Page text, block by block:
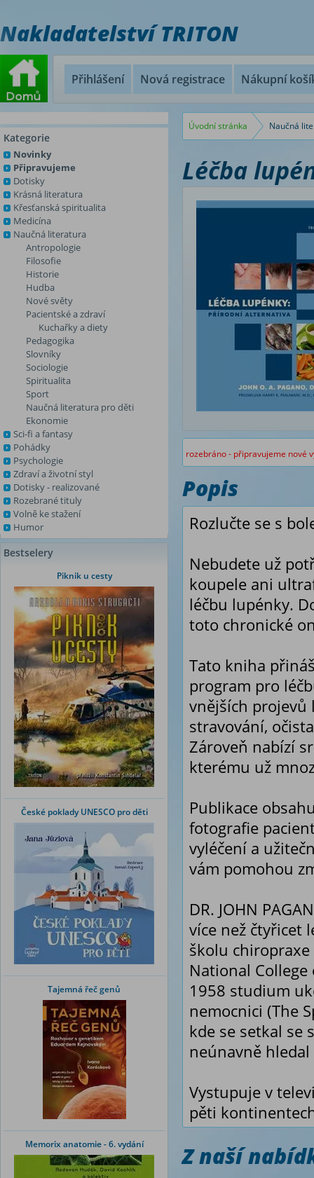
Nakladatelství TRITON
Přihlášení Nová registrace Nákupní
Kategorie
Novinky
Připravujeme
Dotisky
Krásná literatura
Křesťanská spiritualita
Medicína
Naučná literatura
Antropologie
Filosofie
Historie
Hudba
Nové světy
Pacientské a zdraví
Kuchařky a diety
Pedagogika
Slovníky
Sociologie
Spiritualita
Sport
Naučná literatura pro děti
Ekonomie
Sci-fi a fantasy
Pohádky
Psychologie
Zdraví a životní styl
Dotisky - realizované
Rozebrané tituly
Volně ke stažení
Humor
Bestselery
Piknik u cesty
České poklady UNESCO pro děti
Tajemná řeč genů
Memorix anatomie - 6. vydání
Úvodní stránka Naučná
Léčba
rozebráno - připravujeme nové
Popis
Rozlučte se s
Nebudete už
koupele ani
léčbu lupénky.
toto chronické
Tato kniha
program pro
vnějších projevů
stravování,
Zároveň nabízí
kterému už
Publikace
fotografie
vyléčení a
vám pomohou
DR. JOHN
více než čtyřicet
školu chiropraxe
National
1958 studium
nemocnici (The
kde se setkal se
neúnavně
Vystupuje v
pěti
Z naší